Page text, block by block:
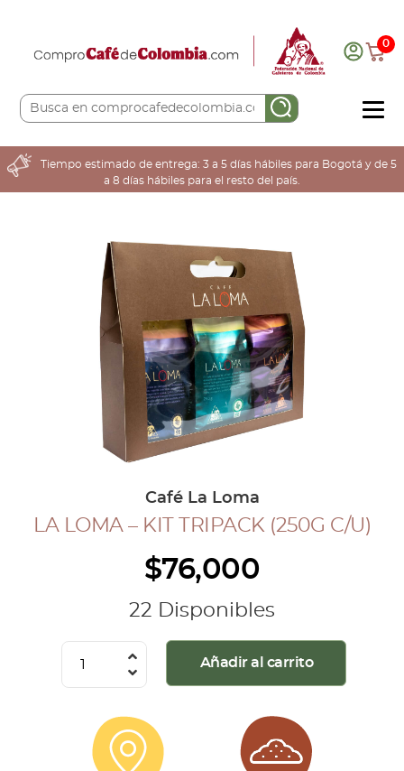
0
COMPRA AQUÍ
COLOMBIA CAFETERA
COLECCIÓN CAFETERA
INGRESAR
Cerrar Sesión
Tiempo estimado de entrega: 3 a 5 días hábiles para Bogotá y de 5
a 8 días hábiles para el resto del país.
Café La Loma
LA LOMA – KIT TRIPACK (250G C/U)
$76,000
22 Disponibles
Tripack
Añadir al carrito